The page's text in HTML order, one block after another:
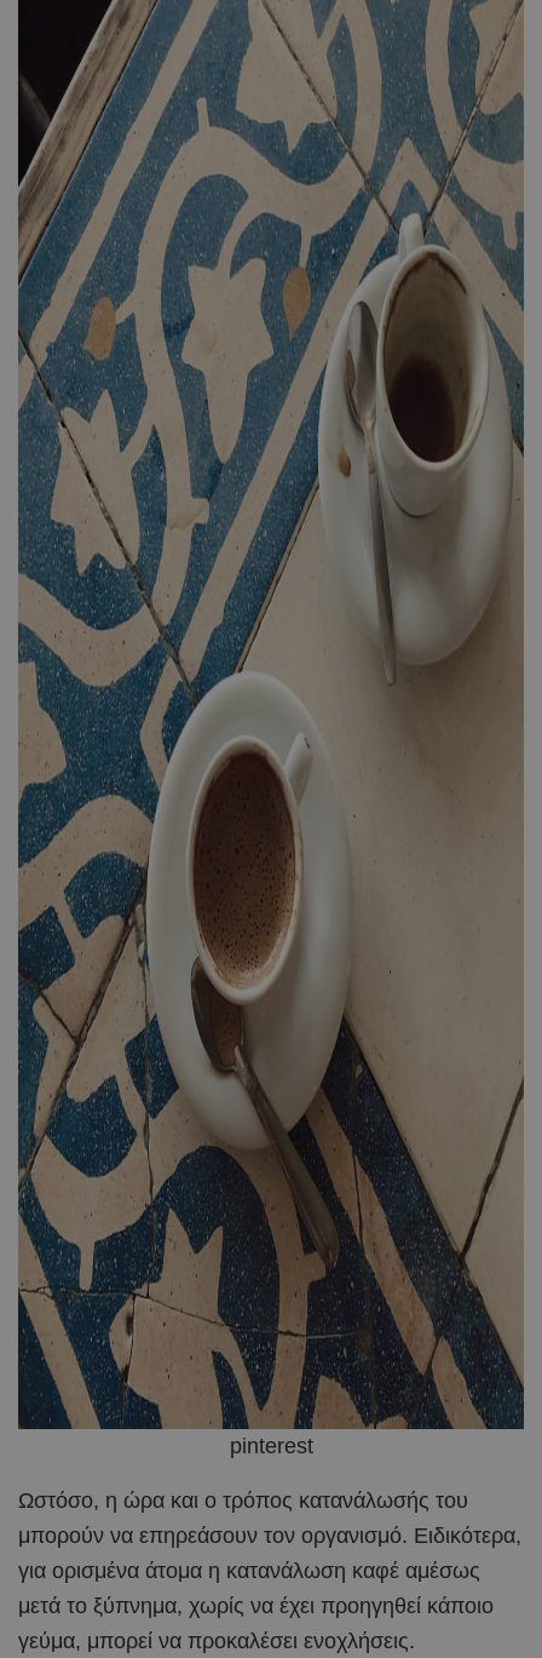
pinterest
Ωστόσο, η ώρα και ο τρόπος κατανάλωσής του
μπορούν να επηρεάσουν τον οργανισμό. Ειδικότερα,
για ορισμένα άτομα η κατανάλωση καφέ αμέσως
μετά το ξύπνημα, χωρίς να έχει προηγηθεί κάποιο
γεύμα, μπορεί να προκαλέσει ενοχλήσεις.